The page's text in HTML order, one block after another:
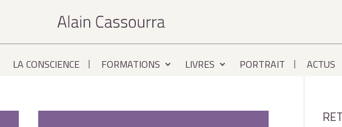
LA CONSCIENCE FORMATIONS LIVRES PORTRAIT ACTUS